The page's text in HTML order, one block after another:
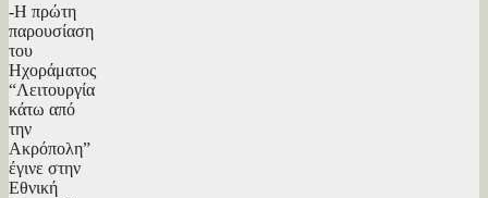
-Η πρώτη
παρουσίαση
του
Ηχοράματος
“Λειτουργία
κάτω από
την
Ακρόπολη”
έγινε στην
Εθνική